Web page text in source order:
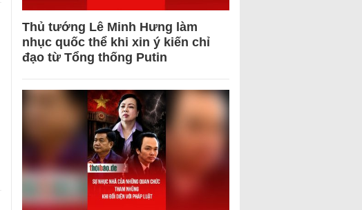
Thủ tướng Lê Minh Hưng làm
nhục quốc thể khi xin ý kiến chỉ
đạo từ Tổng thống Putin